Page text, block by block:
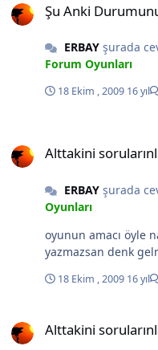
Şu Anki
ERBAYşurada
Forum Oyunları
18 Ekim , 2009 16 yıl
Alttakini
ERBAYşurada
Oyunları
oyunun amacı öyle napiim denk gelme
18 Ekim , 2009 16 yıl
Alttakini